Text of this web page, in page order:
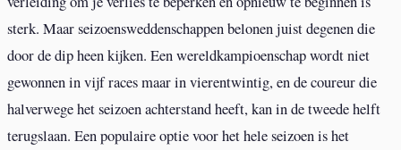
sterk. Maar seizoensweddenschappen belonen juist degenen die
door de dip heen kijken. Een wereldkampioenschap wordt niet
gewonnen in vijf races maar in vierentwintig, en de coureur die
halverwege het seizoen achterstand heeft, kan in de tweede helft
terugslaan. Een populaire optie voor het hele seizoen is het